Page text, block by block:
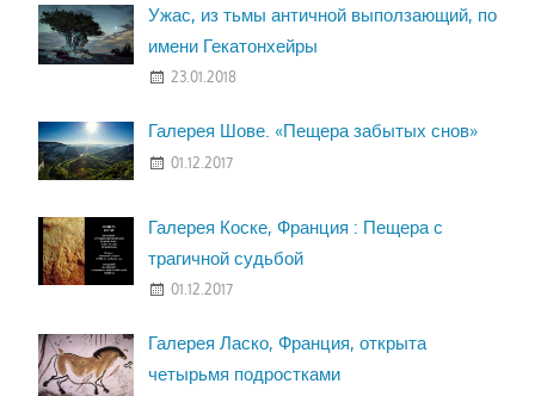
Ужас, из тьмы античной выползающий, по
имени Гекатонхейры
23.01.2018
Галерея Шове. «Пещера забытых снов»
01.12.2017
Галерея Коске, Франция : Пещера с
трагичной судьбой
01.12.2017
Галерея Ласко, Франция, открыта
четырьмя подростками